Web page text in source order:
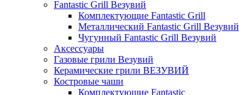
Fantastic Grill Везувий
Комплектующие Fantastic Grill
Металлический Fantastic Grill Везувий
Чугунный Fantastic Grill Везувий
Аксессуары
Газовые грили Везувий
Керамические грили ВЕЗУВИЙ
Костровые чаши
Комплектующие Fantastic